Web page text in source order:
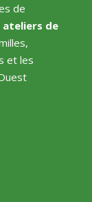
de
ateliers de
et les